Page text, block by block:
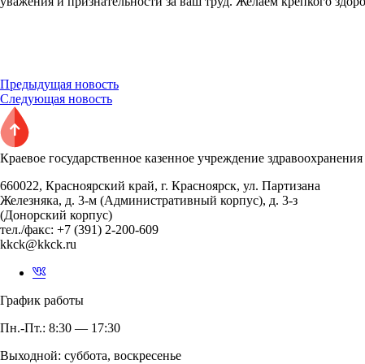
Предыдущая новость
Следующая новость
Краевое государственное казенное учреждение
660022, Красноярский край, г. Красноярск, ул. Партизана
Железняка, д. 3-м (Административный корпус), д. 3-з
(Донорский корпус)
тел./факс: +7 (391) 2-200-609
kkck@kkck.ru
График работы
Пн.-Пт.: 8:30 — 17:30
Выходной: суббота, воскресенье